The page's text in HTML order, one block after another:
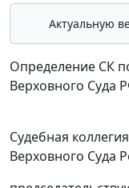
Актуальную
Определение СК
Верховного Суда
Судебная
Верховного Суда